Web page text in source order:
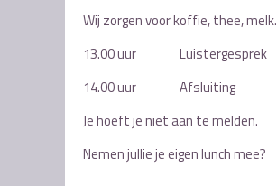
Wij zorgen voor koffie, thee, melk.
13.00 uur Luistergesprek
14.00 uur Afsluiting
Je hoeft je niet aan te melden.
Nemen jullie je eigen lunch mee?